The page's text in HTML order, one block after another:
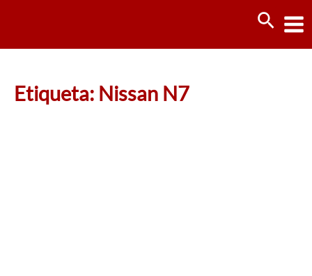
Etiqueta: Nissan N7